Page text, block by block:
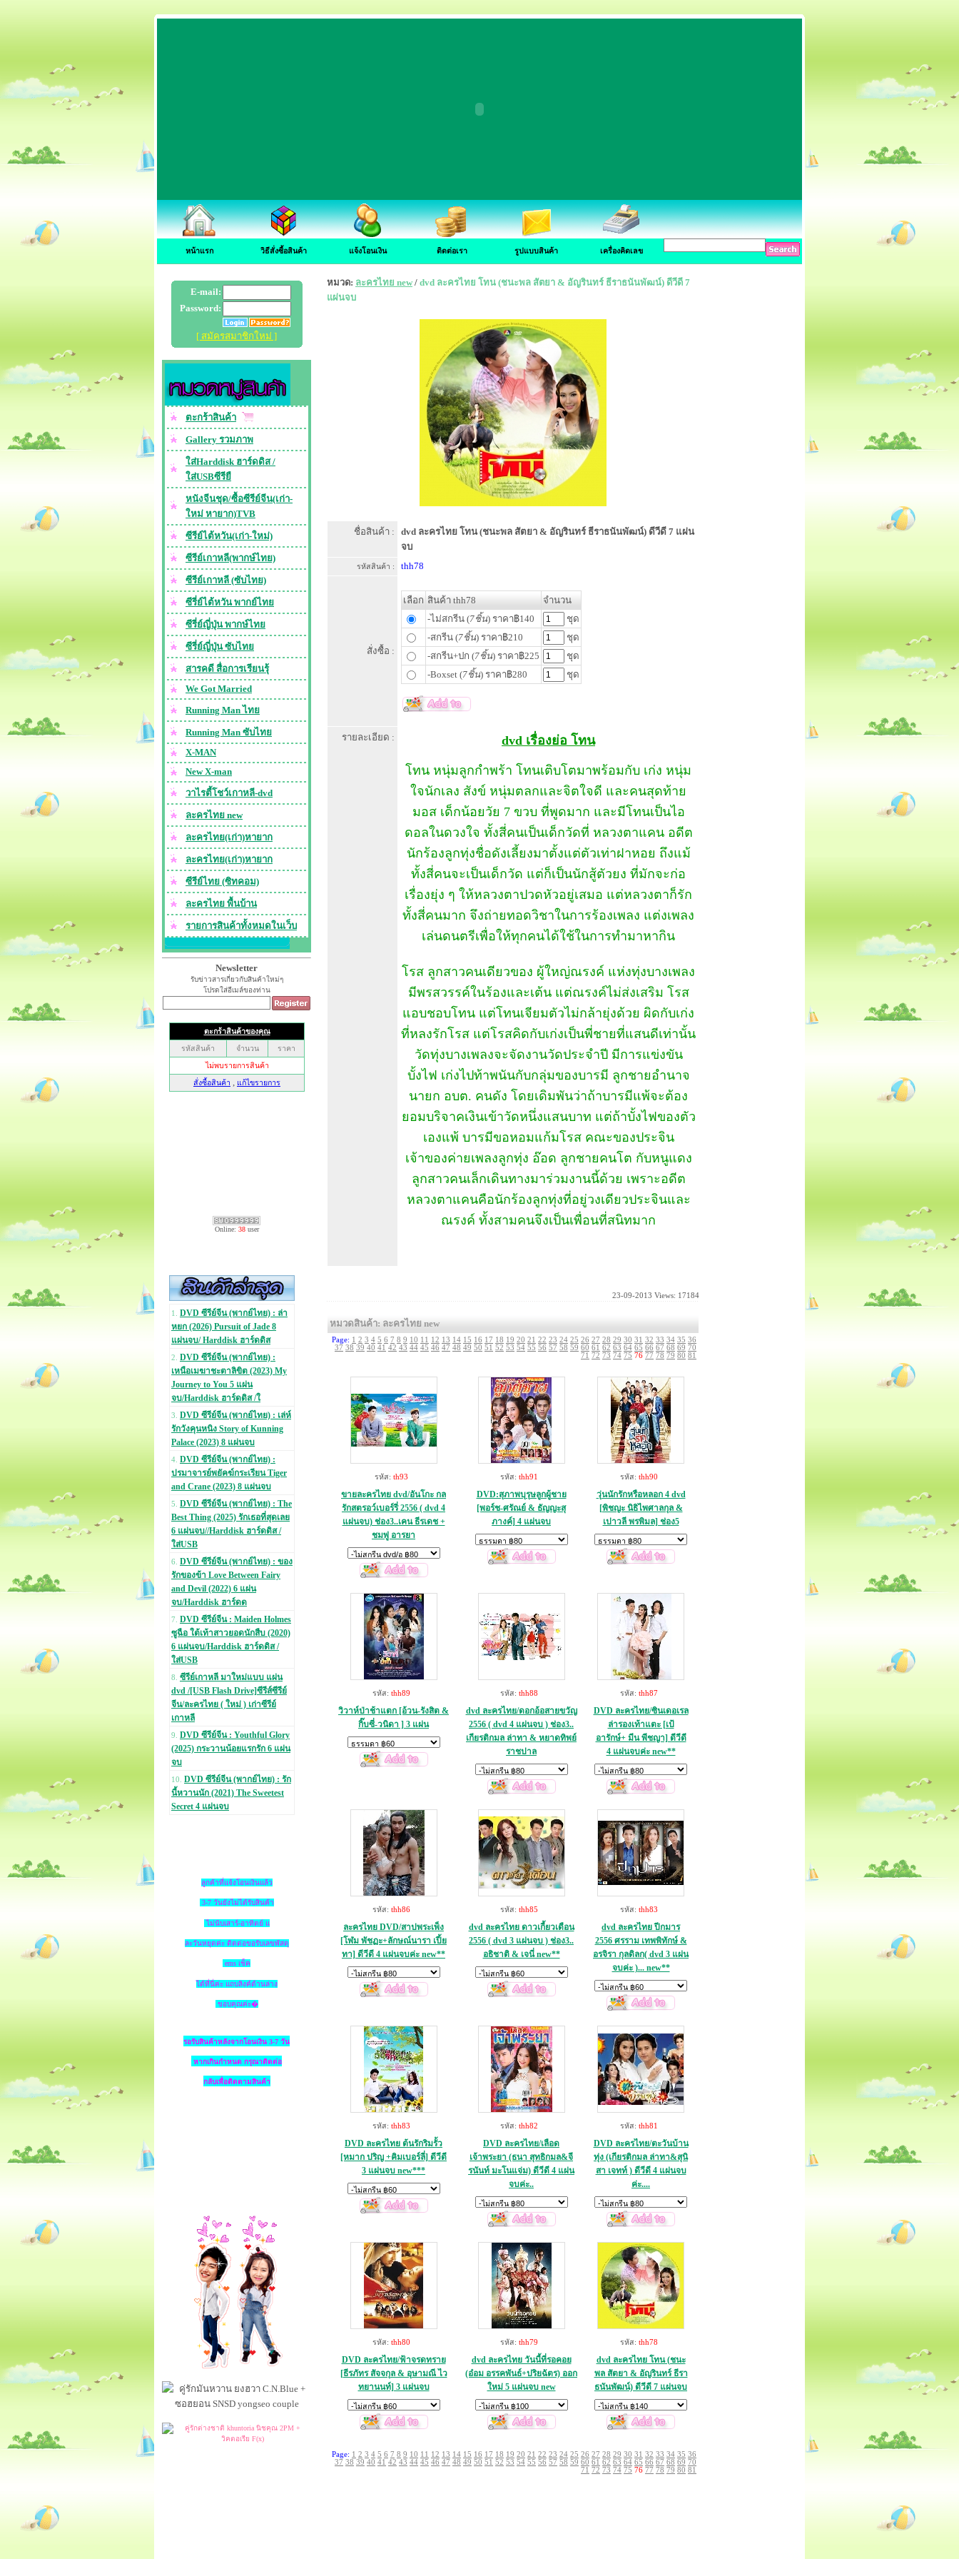
หน้าแรก วิธีสั่งซื้อสินค้า แจ้งโอนเงิน ติดต่อเรา รูปแบบสินค้า เครื่องคิดเลข
E-mail:
Password:
[ สมัครสมาชิกใหม่ ]
ตะกร้าสินค้า
Gallery รวมภาพ
ใส่Harddisk ฮาร์ดดิส /
ใส่USBซีรียื
หนังจีนชุด/ซื้อซีรีย์จีน(เก่า-
ใหม่ หายาก)TVB
ซีรีย์ไต้หวัน(เก่า-ใหม่)
ซีรีย์เกาหลี(พากษ์ไทย)
ซีรีย์เกาหลี (ซับไทย)
ซีรี่ย์ไต้หวัน พากย์ไทย
ซีรี่ย์ญี่ปุ่น พากษ์ไทย
ซีรี่ย์ญี่ปุ่น ซับไทย
สารคดี สื่อการเรียนรุ้
We Got Married
Running Man ไทย
Running Man ซับไทย
X-MAN
New X-man
วาไรตี้โชว์เกาหลี-dvd
ละครไทย new
ละครไทย(เก่า)หายาก
ละครไทย(เก่า)หายาก
ซีรีย์ไทย (ซิทคอม)
ละครไทย พื้นบ้าน
รายการสินค้าทั้งหมดในเว็บ
Newsletter
รับข่าวสารเกี่ยวกับสินค้าใหม่ๆ
โปรดใส่อีเมล์ของท่าน
Online: 38user
1. DVD ซีรีย์จีน (พากย์ไทย) : ล่า
หยก (2026) Pursuit of Jade 8
แผ่นจบ/ Harddisk ฮาร์ดดิส
2. DVD ซีรีย์จีน (พากย์ไทย) :
เหนือเมฆาชะตาลิขิต (2023) My
Journey to You 5 แผ่น
จบ/Harddisk ฮาร์ดดิส /ใ
3. DVD ซีรีย์จีน (พากย์ไทย) : เล่ห์
รักวังคุนหนิง Story of Kunning
Palace (2023) 8 แผ่นจบ
4. DVD ซีรีย์จีน (พากย์ไทย) :
ปรมาจารย์พยัคฆ์กระเรียน Tiger
and Crane (2023) 8 แผ่นจบ
5. DVD ซีรีย์จีน (พากย์ไทย) : The
Best Thing (2025) รักเธอที่สุดเลย
6 แผ่นจบ//Harddisk ฮาร์ดดิส /
ใส่USB
6. DVD ซีรีย์จีน (พากย์ไทย) : ของ
รักของข้า Love Between Fairy
and Devil (2022) 6 แผ่น
จบ/Harddisk ฮาร์ดด
7. DVD ซีรีย์จีน : Maiden Holmes
ซูฉือ ใต้เท้าสาวยอดนักสืบ (2020)
6 แผ่นจบ/Harddisk ฮาร์ดดิส /
ใส่USB
8. ซีรีย์เกาหลี มาใหม่แบบ แผ่น
dvd /[USB Flash Drive]ซีรีส์ซีรีย์
จีน/ละครไทย ( ใหม่ ) เก่าซีรีย์
เกาหลี
9. DVD ซีรีย์จีน : Youthful Glory
(2025) กระวานน้อยแรกรัก 6 แผ่น
จบ
10. DVD ซีรีย์จีน (พากย์ไทย) : รัก
นี้หวานนัก (2021) The Sweetest
Secret 4 แผ่นจบ
ลูกค้าที่แจ้งโอนเงินแล้ว
3-7 วันยังไม่ได้รับสินค้า
ไม่นับเสาร์-อาทิตย์ แ
ละวันหยุดค่ะ ติดต่อขอรับเลขพัสดุ
ems เช็ค
ได้ที่นี่ค่ะ แถบลิงค์ด้านล่าง
ขอบคุณค่ะ�
รอรับสินค้าหลังจากโอนเงิน 3-7 วัน
หากเกินกำหนด กรุณาติดต่อ
กลับเพื่อติดตามสินค้า
หมวด: ละครไทย new / dvd ละครไทย โทน (ชนะพล สัตยา & อัญรินทร์ ธีราธนันพัฒน์) ดีวีดี 7
แผ่นจบ
ชื่อสินค้า :
dvd ละครไทย โทน (ชนะพล สัตยา & อัญรินทร์ ธีราธนันพัฒน์) ดีวีดี 7 แผ่น
จบ
รหัสสินค้า : thh78
สั่งซื้อ :
เลือก สินค้า thh78
จำนวน
-ไม่สกรีน (7ชิ้น) ราคา฿140
ชุด
-สกรีน (7ชิ้น) ราคา฿210
ชุด
-สกรีน+ปก (7ชิ้น) ราคา฿225
ชุด
-Boxset (7ชิ้น) ราคา฿280 ชุด
รายละเอียด : dvd เรื่องย่อ โทน
โทน หนุ่มลูกกำพร้า โทนเติบโตมาพร้อมกับ เก่ง หนุ่ม
ใจนักเลง สังข์ หนุ่มตลกและจิตใจดี และคนสุดท้าย
มอส เด็กน้อยวัย 7 ขวบ ที่พูดมาก และมีโทนเป็นไอ
ดอลในดวงใจ ทั้งสี่คนเป็นเด็กวัดที่ หลวงตาแคน อดีต
นักร้องลูกทุ่งชื่อดังเลี้ยงมาตั้งแต่ตัวเท่าฝาหอย ถึงแม้
ทั้งสี่คนจะเป็นเด็กวัด แต่ก็เป็นนักสู้ตัวยง ที่มักจะก่อ
เรื่องยุ่ง ๆ ให้หลวงตาปวดหัวอยู่เสมอ แต่หลวงตาก็รัก
ทั้งสี่คนมาก จึงถ่ายทอดวิชาในการร้องเพลง แต่งเพลง
เล่นดนตรีเพื่อให้ทุกคนได้ใช้ในการทำมาหากิน
โรส ลูกสาวคนเดียวของ ผู้ใหญ่ณรงค์ แห่งทุ่งบางเพลง
มีพรสวรรค์ในร้องและเต้น แต่ณรงค์ไม่ส่งเสริม โรส
แอบชอบโทน แต่โทนเจียมตัวไม่กล้ายุ่งด้วย ผิดกับเก่ง
ที่หลงรักโรส แต่โรสคิดกับเก่งเป็นพี่ชายที่แสนดีเท่านั้น
วัดทุ่งบางเพลงจะจัดงานวัดประจำปี มีการแข่งขัน
บั้งไฟ เก่งไปท้าพนันกับกลุ่มของบารมี ลูกชายอำนาจ
นายก อบต. คนดัง โดยเดิมพันว่าถ้าบารมีแพ้จะต้อง
ยอมบริจาคเงินเข้าวัดหนึ่งแสนบาท แต่ถ้าบั้งไฟของตัว
เองแพ้ บารมีขอหอมแก้มโรส คณะของประจิน
เจ้าของค่ายเพลงลูกทุ่ง อ๊อด ลูกชายคนโต กับหนูแดง
ลูกสาวคนเล็กเดินทางมาร่วมงานนี้ด้วย เพราะอดีต
หลวงตาแคนคือนักร้องลูกทุ่งที่อยู่วงเดียวประจินและ
ณรงค์ ทั้งสามคนจึงเป็นเพื่อนที่สนิทมาก
23-09-2013 Views: 17184
หมวดสินค้า: ละครไทย new
Page: 1 2 3 4 5 6 7 8 9 10 11 12 13 14 15 16 17 18 19 20 21 22 23 24 25 26 27 28 29 30 31 32 33 34 35 36
37 38 39 40 41 42 43 44 45 46 47 48 49 50 51 52 53 54 55 56 57 58 59 60 61 62 63 64 65 66 67 68 69 70
71 72 73 74 75 76 77 78 79 80 81
รหัส: th93
ขายละครไทย dvd/อันโกะ กล
รักสตรอว์เบอร์รี่ 2556 ( dvd 4
แผ่นจบ) ช่อง3..เคน ธีรเดช +
ชมพู่ อารยา
รหัส: thh91
DVD:สุภาพบุรุษลูกผู้ชาย
[พอร์ช-ศรัณย์ & ธัญญะสุ
ภางค์] 4 แผ่นจบ
รหัส: thh90
วุ่นนักรักหรือหลอก 4 dvd
[พิชญะ นิธิไพศาลกุล &
เปาวลี พรพิมล] ช่อง5
รหัส: thh89
วิวาห์ป่าช้าแตก [อ้วน-รังสิต &
กิ๊บซี่-วนิดา ] 3 แผ่น
รหัส: thh88
dvd ละครไทย/ดอกอ้อสายขวัญ
2556 ( dvd 4 แผ่นจบ ) ช่อง3..
เกียรติกมล ล่าทา & หยาดทิพย์
ราชปาล
รหัส: thh87
DVD ละครไทย/ซินเดอเรล
ล่ารองเท้าแตะ [เป้
อารักษ์+ มีน พีชญา] ดีวีดี
4 แผ่นจบค่ะ new**
รหัส: thh86
ละครไทย DVD/สาปพระเพ็ง
[โฬม พัชฏะ+ลักษณ์นารา เปี้ย
ทา] ดีวีดี 4 แผ่นจบค่ะ new**
รหัส: thh85
dvd ละครไทย ดาวเกี้ยวเดือน
2556 ( dvd 3 แผ่นจบ ) ช่อง3..
อธิชาติ & เจนี่ new**
รหัส: thh83
dvd ละครไทย ปีกมาร
2556 ศรราม เทพพิทักษ์ &
อรจิรา กุลดิลก( dvd 3 แผ่น
จบค่ะ )... new**
รหัส: thh83
DVD ละครไทย ต้นรักริมรั้ว
[หมาก ปริญ +คิมเบอร์ลี่] ดีวีดี
3 แผ่นจบ new***
รหัส: thh82
DVD ละครไทย/เลือด
เจ้าพระยา (ธนา สุทธิกมล&จี
รนันท์ มะโนแจ่ม) ดีวีดี 4 แผ่น
จบค่ะ..
รหัส: thh81
DVD ละครไทย/ตะวันบ้าน
ทุ่ง (เกียรติกมล ล่าทา&สุนิ
สา เจทท์ ) ดีวีดี 4 แผ่นจบ
ค่ะ....
รหัส: thh80
DVD ละครไทย/ฟ้าจรดทราย
[ธีรภัทร สัจจกุล & อุษามณี ไว
ทยานนท์] 3 แผ่นจบ
รหัส: thh79
dvd ละครไทย วันนี้ที่รอคอย
(อ๋อม อรรคพันธ์+ปริยฉัตร) ออก
ใหม่ 5 แผ่นจบ new
รหัส: thh78
dvd ละครไทย โทน (ชนะ
พล สัตยา & อัญรินทร์ ธีรา
ธนันพัฒน์) ดีวีดี 7 แผ่นจบ
Page: 1 2 3 4 5 6 7 8 9 10 11 12 13 14 15 16 17 18 19 20 21 22 23 24 25 26 27 28 29 30 31 32 33 34 35 36
37 38 39 40 41 42 43 44 45 46 47 48 49 50 51 52 53 54 55 56 57 58 59 60 61 62 63 64 65 66 67 68 69 70
71 72 73 74 75 76 77 78 79 80 81